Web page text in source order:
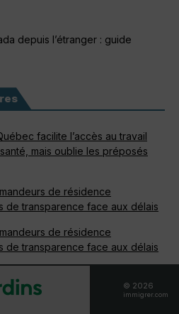
depuis l’étranger : guide
facilite l’accès au travail
mais oublie les préposés
de résidence
de transparence face aux délais
de résidence
de transparence face aux délais
de transparence face aux délais
© 2026
immigrer.com